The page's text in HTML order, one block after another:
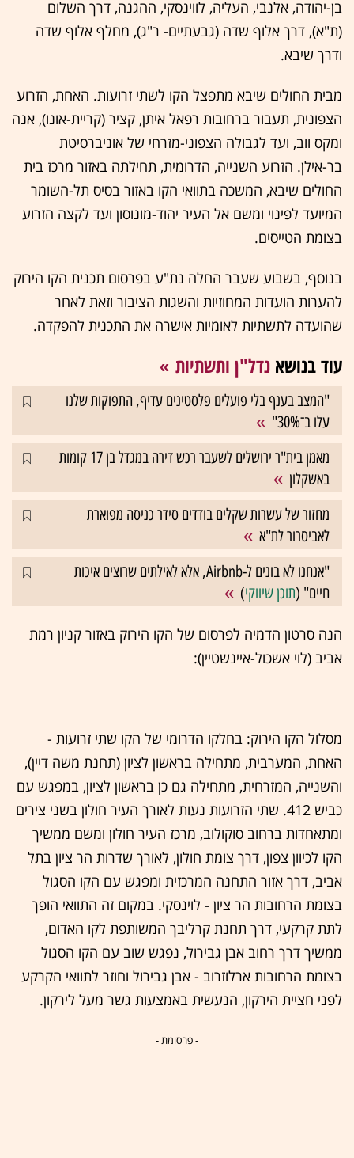
בן-יהודה, אלנבי, העליה, לווינסקי, ההגנה, דרך השלום
(ת"א), דרך אלוף שדה (גבעתיים- ר"ג), מחלף אלוף שדה
ודרך שיבא.
מבית החולים שיבא מתפצל הקו לשתי זרועות. האחת, הזרוע
הצפונית, תעבור ברחובות רפאל איתן, קציר (קריית-אונו), אנה
ומקס ווב, ועד לגבולה הצפוני-מזרחי של אוניברסיטת
בר-אילן. הזרוע השנייה, הדרומית, תחילתה באזור מרכז בית
החולים שיבא, המשכה בתוואי הקו באזור בסיס תל-השומר
המיועד לפינוי ומשם אל העיר יהוד-מונוסון ועד לקצה הזרוע
בצומת הטייסים.
בנוסף, בשבוע שעבר החלה נת"ע בפרסום תכנית הקו הירוק
להערות הועדות המחוזיות והשגות הציבור וזאת לאחר
שהועדה לתשתיות לאומיות אישרה את התכנית להפקדה.
עוד בנושא נדל"ן ותשתיות
"המצב בענף בלי פועלים פלסטינים עדיף, התפוקות שלנו
עלו ב־30%"
מאמן בית"ר ירושלים לשעבר רכש דירה במגדל בן 17 קומות
באשקלון
מחזור של עשרות שקלים בודדים סידר כניסה מפוארת
לאביסרור לת"א
"אנחנו לא בונים ל-Airbnb, אלא לאילתים שרוצים איכות
חיים" (תוכן שיווקי)
הנה סרטון הדמיה לפרסום של הקו הירוק באזור קניון רמת
אביב (לוי אשכול-איינשטיין):
מסלול הקו הירוק: בחלקו הדרומי של הקו שתי זרועות -
האחת, המערבית, מתחילה בראשון לציון (תחנת משה דיין),
והשנייה, המזרחית, מתחילה גם כן בראשון לציון, במפגש עם
כביש 412. שתי הזרועות נעות לאורך העיר חולון בשני צירים
ומתאחדות ברחוב סוקולוב, מרכז העיר חולון ומשם ממשיך
הקו לכיוון צפון, דרך צומת חולון, לאורך שדרות הר ציון בתל
אביב, דרך אזור התחנה המרכזית ומפגש עם הקו הסגול
בצומת הרחובות הר ציון - לוינסקי. במקום זה התוואי הופך
לתת קרקעי, דרך תחנת קרליבך המשותפת לקו האדום,
ממשיך דרך רחוב אבן גבירול, נפגש שוב עם הקו הסגול
בצומת הרחובות ארלוזרוב - אבן גבירול וחוזר לתוואי הקרקע
לפני חציית הירקון, הנעשית באמצעות גשר מעל לירקון.
- פרסומת -